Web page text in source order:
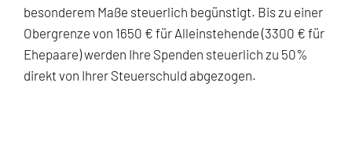
besonderem Maße steuerlich begünstigt. Bis zu einer
Obergrenze von 1650 € für Alleinstehende (3300 € für
Ehepaare) werden Ihre Spenden steuerlich zu 50%
direkt von Ihrer Steuerschuld abgezogen.